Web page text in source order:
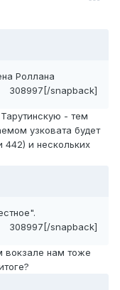
Роллана
308997[/snapback]
- тем
узковата будет
442) и нескольких
308997[/snapback]
вокзале нам тоже